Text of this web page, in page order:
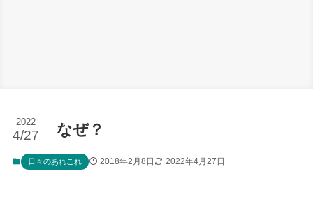
なぜ？
2022
4/27
日々のあれこれ 2018年2月8日 2022年4月27日